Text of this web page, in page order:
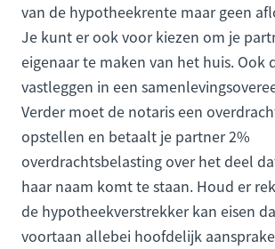
van de hypotheekrente maar geen
Je kunt er ook voor kiezen om je
eigenaar te maken van het huis. Ook
vastleggen in een
Verder moet de notaris een
opstellen en betaalt je partner 2%
overdrachtsbelasting over het deel
haar naam komt te staan. Houd er
de hypotheekverstrekker kan eisen
voortaan allebei hoofdelijk